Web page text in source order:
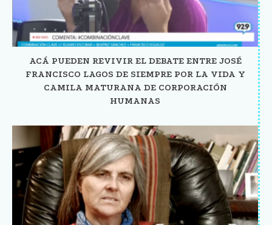
ACÁ PUEDEN REVIVIR EL DEBATE ENTRE JOSÉ
FRANCISCO LAGOS DE SIEMPRE POR LA VIDA Y
CAMILA MATURANA DE CORPORACIÓN
HUMANAS